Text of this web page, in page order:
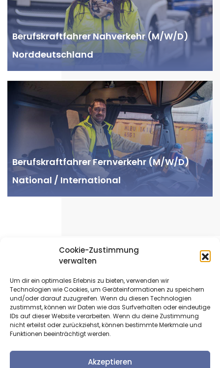
Cookie-Zustimmung
verwalten
Um dir ein optimales Erlebnis zu bieten, verwenden wir
Technologien wie Cookies, um Geräteinformationen zu speichern
und/oder darauf zuzugreifen. Wenn du diesen Technologien
zustimmst, können wir Daten wie das Surfverhalten oder eindeutige
IDs auf dieser Website verarbeiten. Wenn du deine Zustimmung
nicht erteilst oder zurückziehst, können bestimmte Merkmale und
Funktionen beeinträchtigt werden.
Akzeptieren
Berufskraftfahrer Nahverkehr (M/W/D)
Norddeutschland
Berufskraftfahrer Fernverkehr (M/W/D)
National / International